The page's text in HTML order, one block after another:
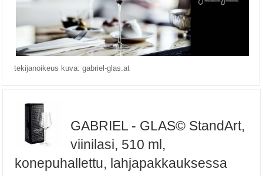
tekijanoikeus kuva: gabriel-glas.at
GABRIEL - GLAS© StandArt,
viinilasi, 510 ml,
konepuhallettu, lahjapakkauksessa